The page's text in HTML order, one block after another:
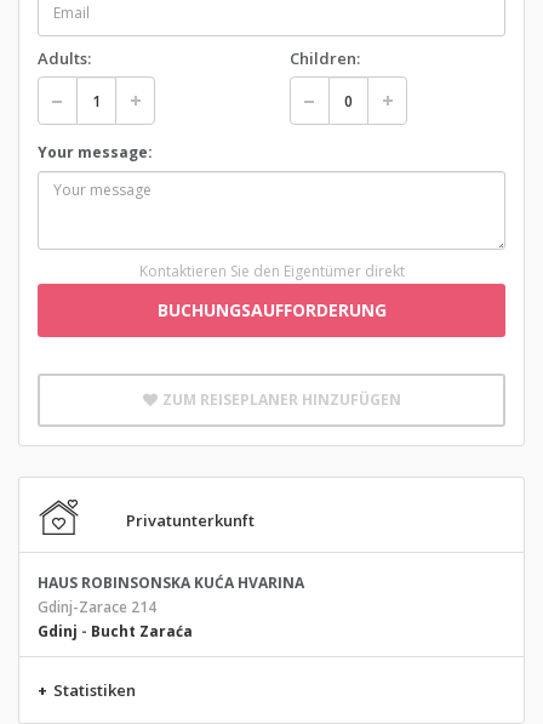
Adults: Children:
Your message:
Kontaktieren Sie den Eigentümer direkt
BUCHUNGSAUFFORDERUNG
ZUM REISEPLANER HINZUFÜGEN
Privatunterkunft
HAUS ROBINSONSKA KUĆA HVARINA
Gdinj-Zarace 214
Gdinj - Bucht Zaraća
+ Statistiken